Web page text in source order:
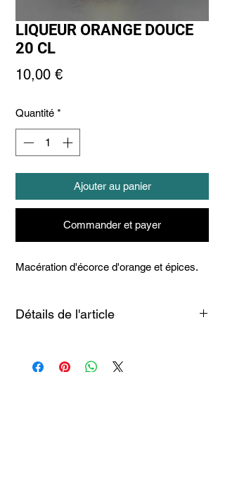
LIQUEUR ORANGE DOUCE
20 CL
10,00 €Prix
Quantité *
Ajouter au panier
Commander et payer
Macération d'écorce d'orange et épices.
Détails de l'article
vol 20cl